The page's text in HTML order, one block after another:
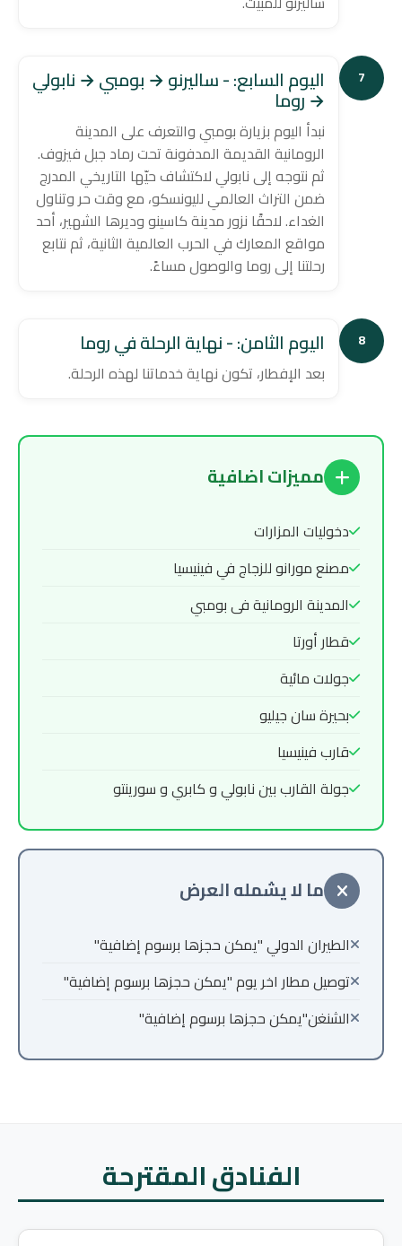
7 اليوم السابع: - ساليرنو → بومبي → نابولي
→ روما
نبدأ اليوم بزيارة بومبي والتعرف على المدينة
الرومانية القديمة المدفونة تحت رماد جبل فيزوف.
ثم نتوجه إلى نابولي لاكتشاف حيّها التاريخي المدرج
ضمن التراث العالمي لليونسكو، مع وقت حر وتناول
الغداء. لاحقًا نزور مدينة كاسينو وديرها الشهير، أحد
مواقع المعارك في الحرب العالمية الثانية، ثم نتابع
رحلتنا إلى روما والوصول مساءً.
8 اليوم الثامن: - نهاية الرحلة في روما
بعد الإفطار، تكون نهاية خدماتنا لهذه الرحلة.
مميزات اضافية
دخوليات المزارات
مصنع مورانو للزجاج في فينيسيا
المدينة الرومانية فى بومبي
قطار أورتا
جولات مائية
بحيرة سان جيليو
قارب فينيسيا
جولة القارب بين نابولي و كابري و سورينتو
ما لا يشمله العرض
الطيران الدولي "يمكن حجزها برسوم إضافية"
توصيل مطار اخر يوم "يمكن حجزها برسوم إضافية"
الشنغن"يمكن حجزها برسوم إضافية"
الفنادق المقترحة